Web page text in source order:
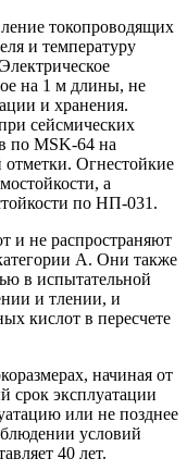
токопроводящих
и температуру
на 1 м длины, не
и хранения.
сейсмических
по MSK-64 на
отметки. Огнестойкие
а
по НП-031.
и не распространяют
А. Они также
в испытательной
и тлении, и
кислот в пересчете
начиная от
срок эксплуатации
или не позднее
условий
40 лет.